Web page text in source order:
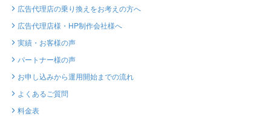
広告代理店の乗り換えをお考えの方へ
広告代理店様・HP制作会社様へ
実績・お客様の声
パートナー様の声
お申し込みから運用開始までの流れ
よくあるご質問
料金表